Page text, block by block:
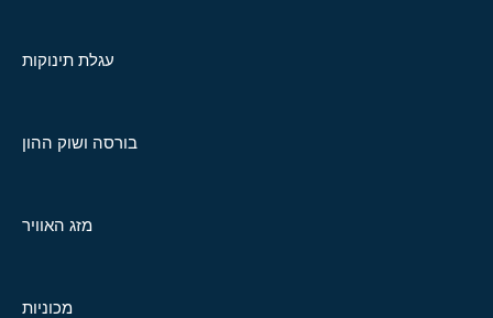
עגלת תינוקות
בורסה ושוק ההון
מזג האוויר
מכוניות